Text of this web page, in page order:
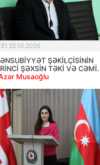
22.10.2020
ŞƏKİLÇİSİNİN
ŞƏXSİN TƏKİ VƏ CƏMİ.
Musaoğlu